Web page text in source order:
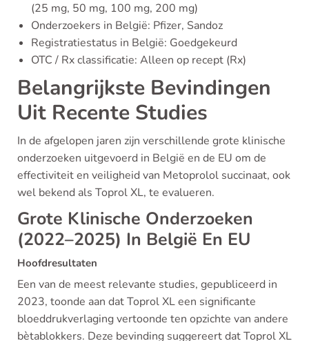
(25 mg, 50 mg, 100 mg, 200 mg)
Onderzoekers in België: Pfizer, Sandoz
Registratiestatus in België: Goedgekeurd
OTC / Rx classificatie: Alleen op recept (Rx)
Belangrijkste Bevindingen
Uit Recente Studies
In de afgelopen jaren zijn verschillende grote klinische
onderzoeken uitgevoerd in België en de EU om de
effectiviteit en veiligheid van Metoprolol succinaat, ook
wel bekend als Toprol XL, te evalueren.
Grote Klinische Onderzoeken
(2022–2025) In België En EU
Hoofdresultaten
Een van de meest relevante studies, gepubliceerd in
2023, toonde aan dat Toprol XL een significante
bloeddrukverlaging vertoonde ten opzichte van andere
bètablokkers. Deze bevinding suggereert dat Toprol XL